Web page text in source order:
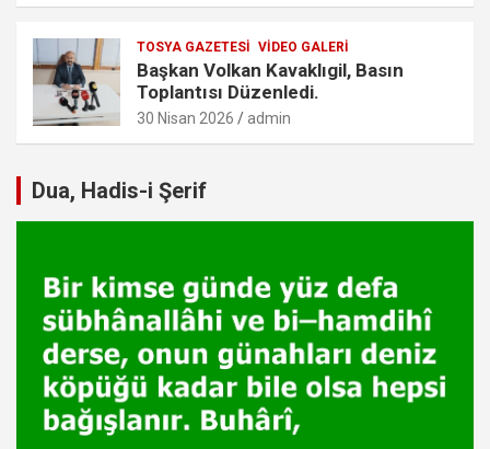
TOSYA GAZETESI VIDEO GALERI
Başkan Volkan Kavaklıgil, Basın
Toplantısı Düzenledi.
30 Nisan 2026 admin
Dua, Hadis-i Şerif